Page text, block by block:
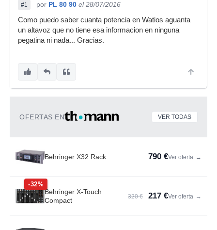
#1 por PL 80 90 el 28/07/2016
Como puedo saber cuanta potencia en Watios aguanta
un altavoz que no tiene esa informacion en ninguna
pegatina ni nada... Gracias.
OFERTAS EN VER TODAS
Behringer X32 Rack 790 €Ver oferta →
-32%
Behringer X-Touch
Compact
320 € 217 €Ver oferta →